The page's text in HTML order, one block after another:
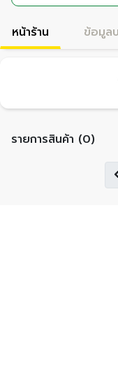
หน้าร้าน ข้อมูล
รายการสินค้า (0)